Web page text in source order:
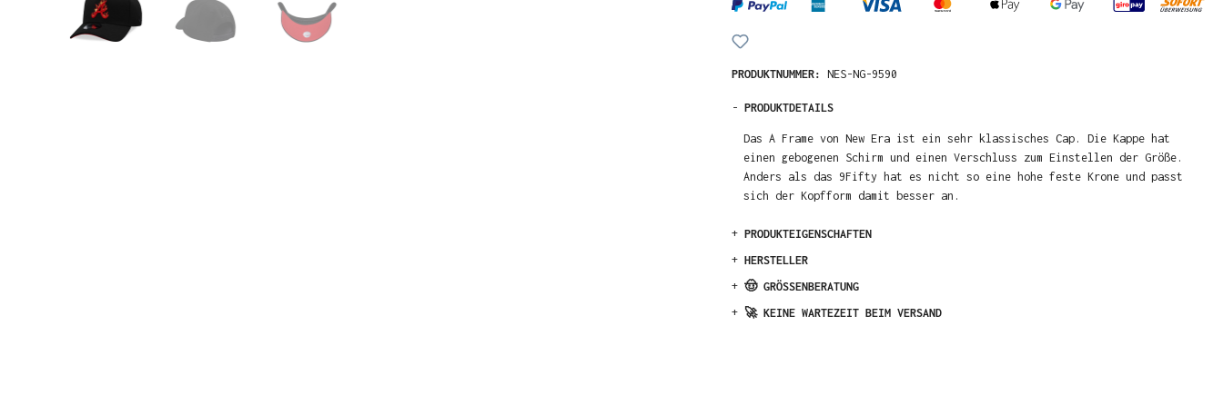
PRODUKTNUMMER: NES-NG-9590
- PRODUKTDETAILS
Das A Frame von New Era ist ein sehr klassisches Cap. Die Kappe hat
einen gebogenen Schirm und einen Verschluss zum Einstellen der Größe.
Anders als das 9Fifty hat es nicht so eine hohe feste Krone und passt
sich der Kopfform damit besser an.
+ PRODUKTEIGENSCHAFTEN
+ HERSTELLER
+ 🤠 GRÖSSENBERATUNG
+ 🚀 KEINE WARTEZEIT BEIM VERSAND